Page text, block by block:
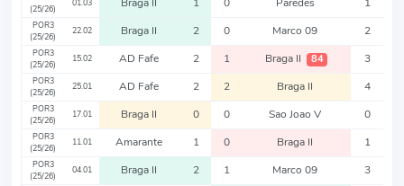
(25/26)
01.03 Braga II 1 0 Paredes 1
POR3
(25/26)
22.02 Braga II 2 0 Marco 09 2
POR3
(25/26)
15.02 AD Fafe 2 1 Braga II 84 3
POR3
(25/26)
25.01 AD Fafe 2 2 Braga II 4
POR3
(25/26)
17.01 Braga II 0 0 Sao Joao V 0
POR3
(25/26)
11.01 Amarante 1 0 Braga II 1
POR3
(25/26)
04.01 Braga II 2 1 Marco 09 3